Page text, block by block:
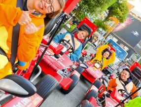
Over Ons Specificaties
Bereikbaarheid Reviews
Bedrijf
Vestiging Wijzigen
Tokio Shinagawa
Tokio Akihabara#2
Tokio Shibuya Annex